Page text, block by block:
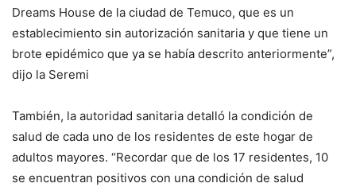
Dreams House de la ciudad de Temuco, que es un
establecimiento sin autorización sanitaria y que tiene un
brote epidémico que ya se había descrito anteriormente”,
dijo la Seremi
También, la autoridad sanitaria detalló la condición de
salud de cada uno de los residentes de este hogar de
adultos mayores. “Recordar que de los 17 residentes, 10
se encuentran positivos con una condición de salud